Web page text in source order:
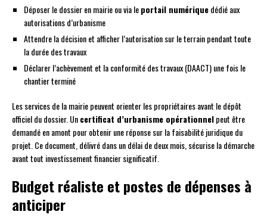
Déposer le dossier en mairie ou via leportail numériquedédié aux
autorisations d’urbanisme
Attendre la décision et afficher l’autorisation sur le terrain pendant toute
la durée des travaux
Déclarer l’achèvement et la conformité des travaux (DAACT) une fois le
chantier terminé
Les services de la mairie peuvent orienter les propriétaires avant le dépôt
officiel du dossier. Uncertificat d’urbanisme opérationnelpeut être
demandé en amont pour obtenir une réponse sur la faisabilité juridique du
projet. Ce document, délivré dans un délai de deux mois, sécurise la démarche
avant tout investissement financier significatif.
Budget réaliste et postes de dépenses à
anticiper